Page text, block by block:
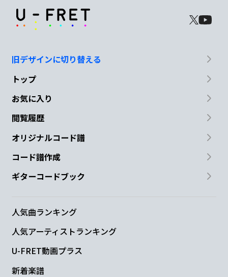
旧デザインに切り替える
トップ
お気に入り
閲覧履歴
オリジナルコード譜
コード譜作成
ギターコードブック
人気曲ランキング
人気アーティストランキング
U-FRET動画プラス
新着楽譜